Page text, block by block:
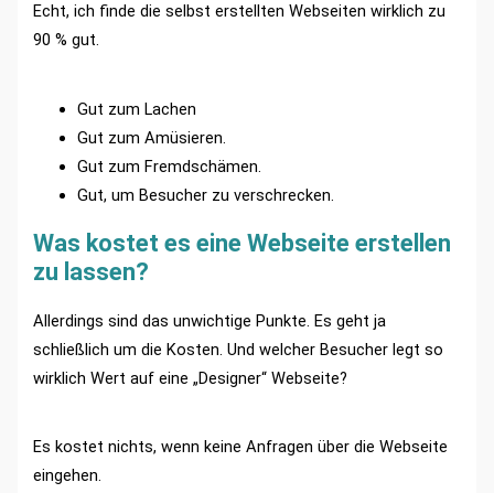
Echt, ich finde die selbst erstellten Webseiten wirklich zu
90 % gut.
Gut zum Lachen
Gut zum Amüsieren.
Gut zum Fremdschämen.
Gut, um Besucher zu verschrecken.
Was kostet es eine Webseite erstellen
zu lassen?
Allerdings sind das unwichtige Punkte. Es geht ja
schließlich um die Kosten. Und welcher Besucher legt so
wirklich Wert auf eine „Designer“ Webseite?
Es kostet nichts, wenn keine Anfragen über die Webseite
eingehen.